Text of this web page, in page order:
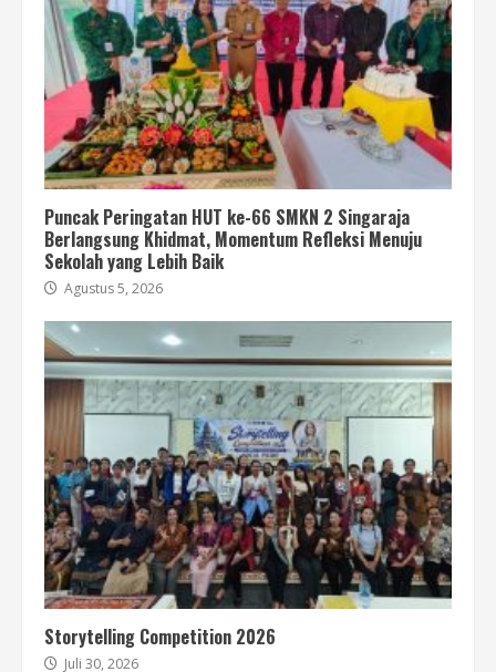
Puncak Peringatan HUT ke-66 SMKN 2 Singaraja
Berlangsung Khidmat, Momentum Refleksi Menuju
Sekolah yang Lebih Baik
Agustus 5, 2026
Storytelling Competition 2026
Juli 30, 2026